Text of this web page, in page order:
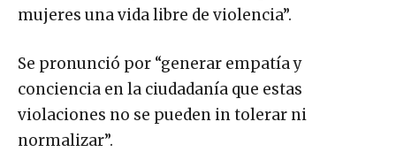
mujeres una vida libre de violencia”.
Se pronunció por “generar empatía y
conciencia en la ciudadanía que estas
violaciones no se pueden in tolerar ni
normalizar”.